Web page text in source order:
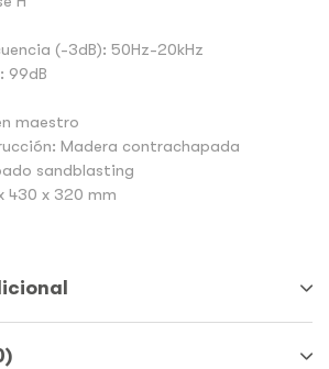
(-3dB): 50Hz-20kHz
99dB
maestro
Madera contrachapada
sandblasting
430 x 320 mm